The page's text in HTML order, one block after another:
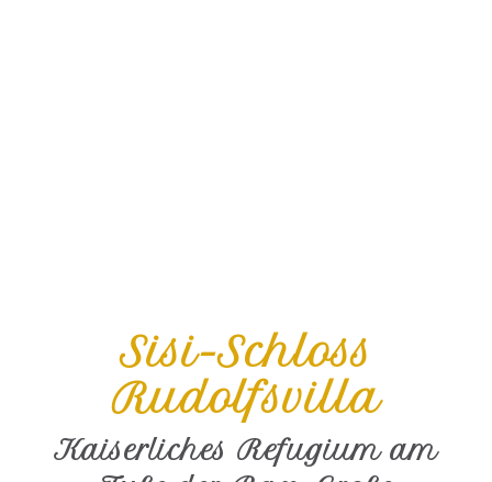
Sisi-Schloss
Rudolfsvilla
Kaiserliches Refugium am